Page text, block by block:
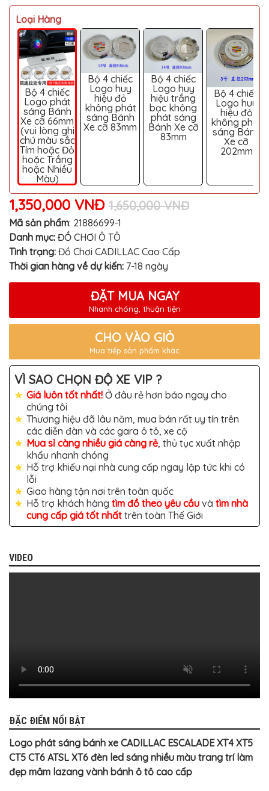
MG
AUDI
MINI
COOPER
PEUGEOT
VINFAST
ĐỒ
CHƠI
Ô
TÔ
ĐỒ
CHƠI
XE
HƠI
MỚI
NHẤT
ĐỒ
CHƠI
XE
ĐỒ
CHƠI
DÁN
DECAL
Ô
TÔ
ISUZU
BỌC
GHẾ
DA
TÔ
PHỤ
KIỆN
XE
CAO
CẤP
CHƠI
XE
ĐẠP
Loại Hàng
Bộ 4 chiếc
Logo phát
sáng Bánh
Xe cỡ 66mm
(vui lòng ghi
chú màu sắc
Tím hoặc Đỏ
hoặc Trắng
hoặc Nhiều
Màu)
Bộ 4 chiếc
Logo huy
hiệu đỏ
không phát
sáng Bánh
Xe cỡ 83mm
Bộ 4 chiếc
Logo huy
hiệu trắng
bạc không
phát sáng
Bánh Xe cỡ
83mm
Bộ 4 chiếc
Logo huy
hiệu đỏ
không phát
sáng Bánh
Xe cỡ
202mm
1,350,000 VNĐ 1,650,000 VNĐ
Mã sản phẩm: 21886699-1
Danh mục: ĐỒ CHƠI Ô TÔ
Tình trạng: Đồ Chơi CADILLAC Cao Cấp
Thời gian hàng về dự kiến: 7-18 ngày
ĐẶT MUA NGAY
Nhanh chóng, thuận tiện
CHO VÀO GIỎ
Mua tiếp sản phẩm khác
VÌ SAO CHỌN ĐỘ XE VIP ?
Giá luôn tốt nhất! Ở đâu rẻ hơn báo ngay cho
chúng tôi
Thương hiệu đã lâu năm, mua bán rất uy tín trên
các diễn đàn và các gara ô tô, xe cộ
Mua sỉ càng nhiều giá càng rẻ, thủ tục xuất nhập
khẩu nhanh chóng
Hỗ trợ khiếu nại nhà cung cấp ngay lập tức khi có
lỗi
Giao hàng tận nơi trên toàn quốc
Hỗ trợ khách hàng tìm đồ theo yêu cầu và tìm nhà
cung cấp giá tốt nhất trên toàn Thế Giới
VIDEO
ĐẶC ĐIỂM NỔI BẬT
Logo phát sáng bánh xe CADILLAC ESCALADE XT4 XT5
CT5 CT6 ATSL XT6 đèn led sáng nhiều màu trang trí làm
đẹp mâm lazang vành bánh ô tô cao cấp